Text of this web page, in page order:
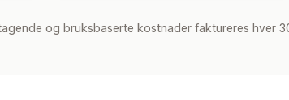
og bruksbaserte kostnader faktureres hver